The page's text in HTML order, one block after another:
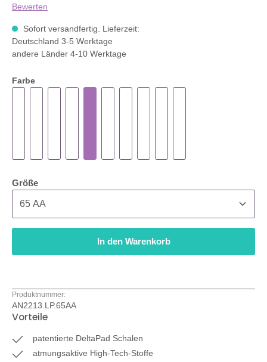
Durchschnittliche Bewertung von 0 von 5 Sternen
Bewerten
Sofort versandfertig. Lieferzeit:
Deutschland 3-5 Werktage
andere Länder 4-10 Werktage
Farbe
Größeauswählen
In den Warenkorb
Produktnummer:
AN2213.LP.65AA
Vorteile
patentierte DeltaPad Schalen
atmungsaktive High-Tech-Stoffe